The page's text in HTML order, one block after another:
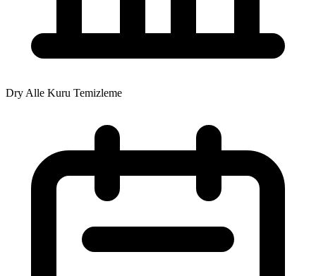
Dry Alle Kuru Temizleme